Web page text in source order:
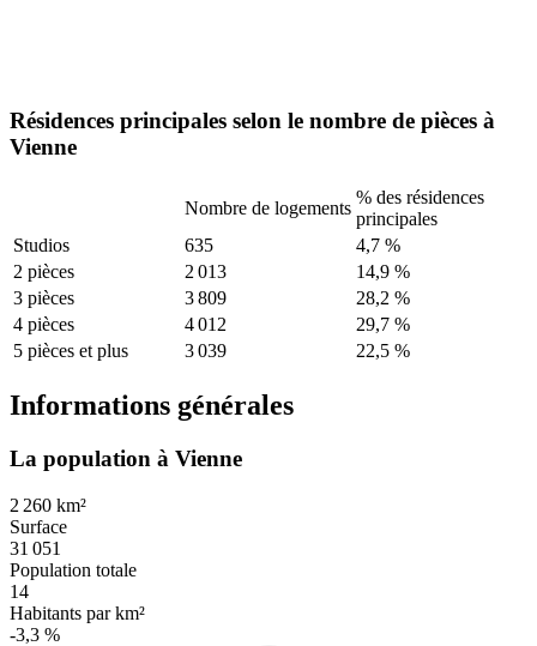
Résidences principales selon le nombre de pièces à
Vienne
Nombre de logements
% des résidences
principales
Studios
635
4,7 %
2 pièces
2 013
14,9 %
3 pièces
3 809
28,2 %
4 pièces
4 012
29,7 %
5 pièces et plus
3 039 22,5 %
Informations générales
La population à Vienne
2 260 km²
Surface
31 051
Population totale
14
Habitants par km²
-3,3 %